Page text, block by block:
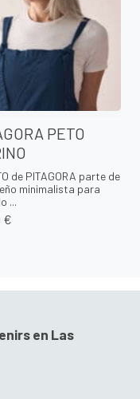
PETO
de PITAGORA parte de
minimalista para
...
€
en Las